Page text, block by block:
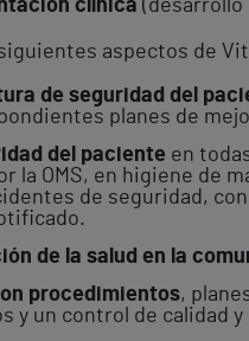
clínica (desarrollo
aspectos de
de seguridad del
planes de
del paciente en
la OMS, en higiene de
de seguridad,
de la salud en la
procedimientos,
un control de calidad